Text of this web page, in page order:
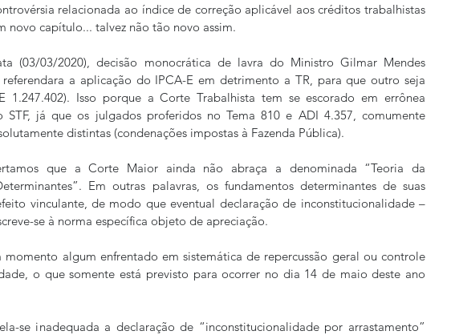
relacionada ao índice de correção aplicável aos créditos trabalhistas
novo capítulo... talvez não tão novo assim.
(03/03/2020), decisão monocrática de lavra do Ministro Gilmar Mendes
a aplicação do IPCA-E em detrimento a TR, para que outro seja
1.247.402). Isso porque a Corte Trabalhista tem se escorado em errônea
STF, já que os julgados proferidos no Tema 810 e ADI 4.357, comumente
distintas (condenações impostas à Fazenda Pública).
que a Corte Maior ainda não abraça a denominada “Teoria da
Em outras palavras, os fundamentos determinantes de suas
vinculante, de modo que eventual declaração de inconstitucionalidade –
se à norma específica objeto de apreciação.
algum enfrentado em sistemática de repercussão geral ou controle
o que somente está previsto para ocorrer no dia 14 de maio deste ano
se inadequada a declaração de “inconstitucionalidade por arrastamento”